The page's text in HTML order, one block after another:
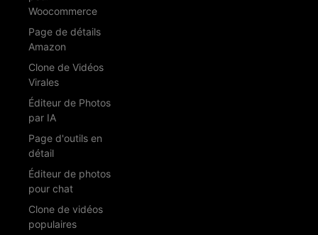
Woocommerce
Page de détails
Amazon
Clone de Vidéos
Virales
Éditeur de Photos
par IA
Page d'outils en
détail
Éditeur de photos
pour chat
Clone de vidéos
populaires